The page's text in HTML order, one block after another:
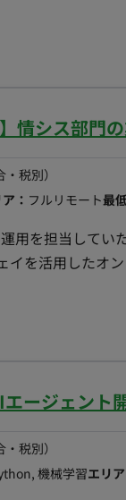
た、スケーラブ
アーキテクチ
頼性、パフォ
イプラインの導
短縮を実現し、
ラウド技術やツ
理者など）の
ロスファンクシ
ェアサプライヤ
(GWS)、
情シス部門
税別）
： フルリモート最
用を担当してい
を活用したオ
を動かしつつ
ージェント
税別）
機械学習エリア